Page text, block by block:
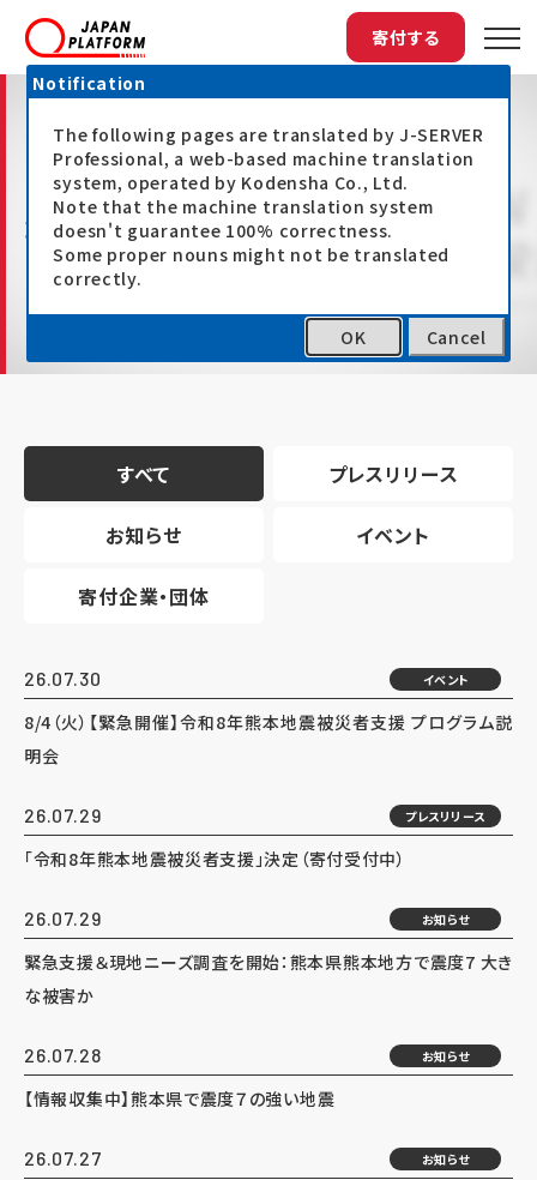
寄付する
最新情報
すべて プレスリリース
お知らせ イベント
寄付企業・団体
26.07.30 イベント
8/4（火）【緊急開催】令和8年熊本地震被災者支援 プログラム説
明会
26.07.29 プレスリリース
「令和8年熊本地震被災者支援」決定（寄付受付中）
26.07.29 お知らせ
緊急支援＆現地ニーズ調査を開始：熊本県熊本地方で震度7 大き
な被害か
26.07.28 お知らせ
【情報収集中】熊本県で震度７の強い地震
26.07.27 お知らせ
Notification
The following pages are translated by J-SERVER
Professional, a web-based machine translation
system, operated by Kodensha Co., Ltd.
Note that the machine translation system
doesn't guarantee 100% correctness.
Some proper nouns might not be translated
correctly.
OK Cancel